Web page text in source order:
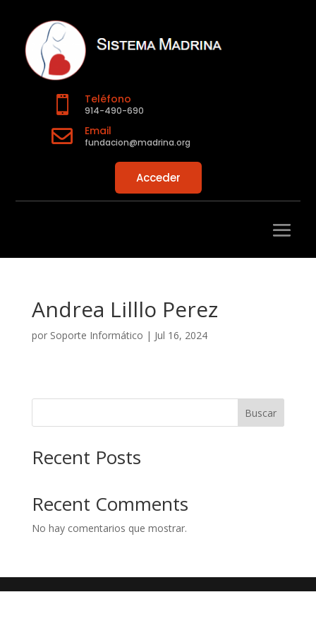
 Teléfono
914-490-690
 Email
fundacion@madrina.org
Acceder
Andrea Lilllo Perez
por Soporte Informático | Jul 16, 2024
Buscar
Recent Posts
Recent Comments
No hay comentarios que mostrar.